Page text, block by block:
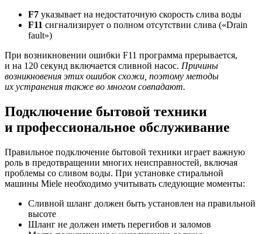
F7 указывает на недостаточную скорость слива воды
F11 сигнализирует о полном отсутствии слива («Drain
fault»)
При возникновении ошибки F11 программа прерывается,
и на 120 секунд включается сливной насос. Причины
возникновения этих ошибок схожи, поэтому методы
их устранения также во многом совпадают.
Подключение бытовой техники
и профессиональное обслуживание
Правильное подключение бытовой техники играет важную
роль в предотвращении многих неисправностей, включая
проблемы со сливом воды. При установке стиральной
машины Miele необходимо учитывать следующие моменты:
Сливной шланг должен быть установлен на правильной
высоте
Шланг не должен иметь перегибов и заломов